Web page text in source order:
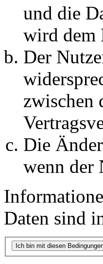
und die
wird dem
Der
zwischen
Die
wenn der
Daten sind